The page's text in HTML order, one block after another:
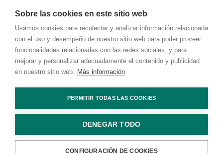
© 2023 Talking with Cambridge. All rights reserved Digital
Marketing byAdlibweb
Sobre las cookies en este sitio web
Usamos cookies para recolectar y analizar información relacionada
con el uso y desempeño de nuestro sitio web para poder proveer
funcionalidades relacionadas con las redes sociales, y para
mejorar y personalizar adecuadamente el contenido y publicidad
en nuestro sitio web. Más información
PERMITIR TODAS LAS COOKIES
DENEGAR TODO
CONFIGURACIÓN DE COOKIES